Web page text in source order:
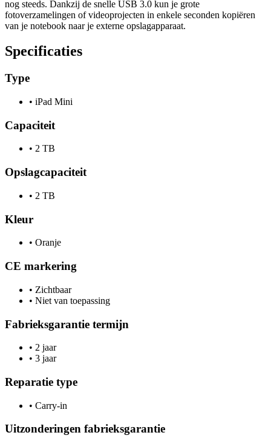
nog steeds. Dankzij de snelle USB 3.0 kun je grote
fotoverzamelingen of videoprojecten in enkele seconden kopiëren
van je notebook naar je externe opslagapparaat.
Specificaties
Type
• iPad Mini
Capaciteit
• 2 TB
Opslagcapaciteit
• 2 TB
Kleur
• Oranje
CE markering
• Zichtbaar
• Niet van toepassing
Fabrieksgarantie termijn
• 2 jaar
• 3 jaar
Reparatie type
• Carry-in
Uitzonderingen fabrieksgarantie